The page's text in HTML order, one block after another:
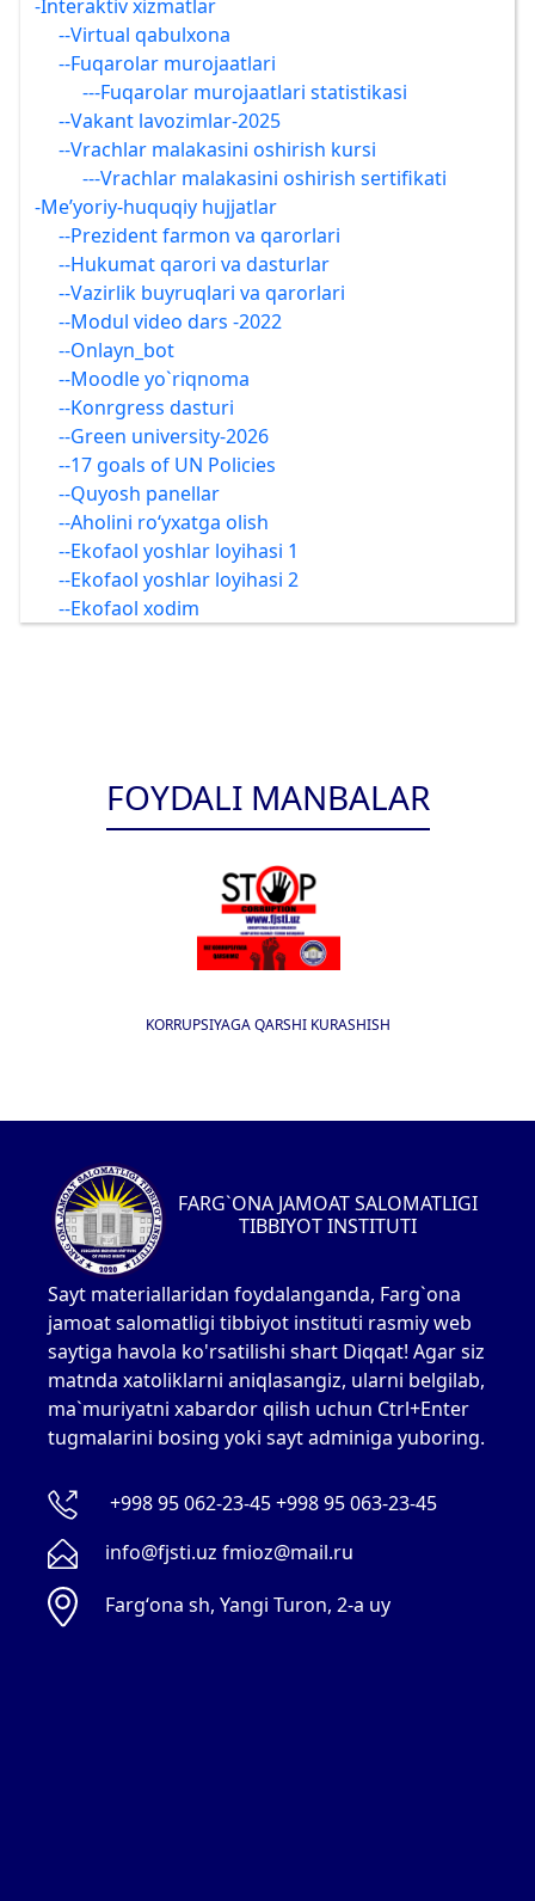
-Interaktiv xizmatlar
--Virtual qabulxona
--Fuqarolar murojaatlari
---Fuqarolar murojaatlari statistikasi
--Vakant lavozimlar-2025
--Vrachlar malakasini oshirish kursi
---Vrachlar malakasini oshirish sertifikati
-Me’yoriy-huquqiy hujjatlar
--Prezident farmon va qarorlari
--Hukumat qarori va dasturlar
--Vazirlik buyruqlari va qarorlari
--Modul video dars -2022
--Onlayn_bot
--Moodle yo`riqnoma
--Konrgress dasturi
--Green university-2026
--17 goals of UN Policies
--Quyosh panellar
--Aholini ro‘yxatga olish
--Ekofaol yoshlar loyihasi 1
--Ekofaol yoshlar loyihasi 2
--Ekofaol xodim
FOYDALI MANBALAR
KORRUPSIYAGA QARSHI KURASHISH
FARG`ONA JAMOAT SALOMATLIGI
TIBBIYOT INSTITUTI
Sayt materiallaridan foydalanganda, Farg`ona
jamoat salomatligi tibbiyot instituti rasmiy web
saytiga havola ko'rsatilishi shart Diqqat! Agar siz
matnda xatoliklarni aniqlasangiz, ularni belgilab,
ma`muriyatni xabardor qilish uchun Ctrl+Enter
tugmalarini bosing yoki sayt adminiga yuboring.
+998 95 062-23-45 +998 95 063-23-45
info@fjsti.uz fmioz@mail.ru
Fargʻona sh, Yangi Turon, 2-a uy